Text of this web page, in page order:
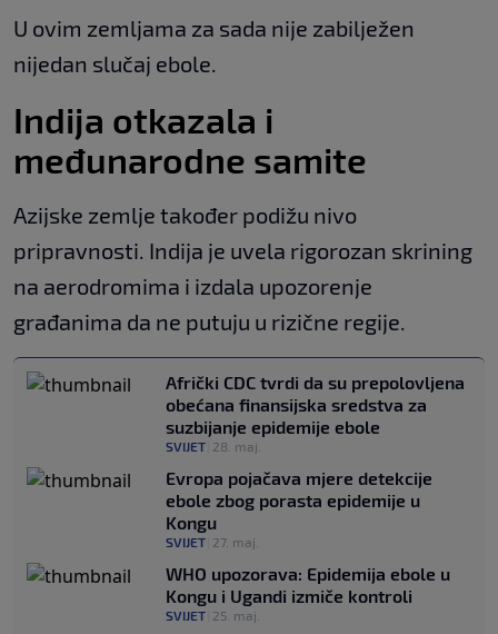
U ovim zemljama za sada nije zabilježen
nijedan slučaj ebole.
Indija otkazala i
međunarodne samite
Azijske zemlje također podižu nivo
pripravnosti. Indija je uvela rigorozan skrining
na aerodromima i izdala upozorenje
građanima da ne putuju u rizične regije.
Afrički CDC tvrdi da su prepolovljena
obećana finansijska sredstva za
suzbijanje epidemije ebole
SVIJET 28. maj.
Evropa pojačava mjere detekcije
ebole zbog porasta epidemije u
Kongu
SVIJET 27. maj.
WHO upozorava: Epidemija ebole u
Kongu i Ugandi izmiče kontroli
SVIJET 25. maj.